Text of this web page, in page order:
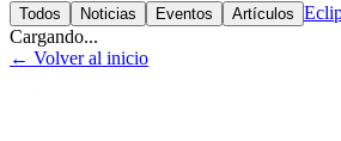
Todos Noticias Eventos Artículos
Cargando...
← Volver al inicio